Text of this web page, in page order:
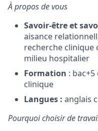
À propos de vous
Savoir-être et
aisance
recherche clinique
milieu hospitalier
Formation :
clinique
Langues : anglais
Pourquoi choisir de